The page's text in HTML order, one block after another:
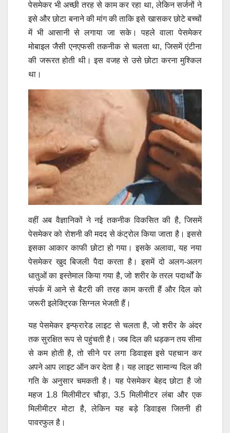
पेसमेकर भी अच्छी तरह से काम कर रहा था, लेकिन सर्जनों ने
इसे और छोटा बनाने की मांग की ताकि इसे खासकर छोटे बच्चों
में भी आसानी से लगाया जा सके। पहले वाला पेसमेकर
मोबाइल जैसी एनएफसी तकनीक से चलता था, जिसमें एंटीना
की जरूरत होती थी। इस वजह से उसे छोटा करना मुश्किल
था।
वहीं अब वैज्ञानिकों ने नई तकनीक विकसित की है, जिसमें
पेसमेकर को रोशनी की मदद से कंट्रोल किया जाता है। इससे
इसका आकार काफी छोटा हो गया। इसके अलावा, यह नया
पेसमेकर खुद बिजली पैदा करता है। इसमें दो अलग-अलग
धातुओं का इस्तेमाल किया गया है, जो शरीर के तरल पदार्थों के
संपर्क में आने से बैटरी की तरह काम करती हैं और दिल को
जरूरी इलेक्ट्रिक सिग्नल भेजती हैं।
यह पेसमेकर इन्फ्रारेड लाइट से चलता है, जो शरीर के अंदर
तक सुरक्षित रूप से पहुंचती है। जब दिल की धड़कन तय सीमा
से कम होती है, तो सीने पर लगा डिवाइस इसे पहचान कर
अपने आप लाइट ऑन कर देता है। यह लाइट सामान्य दिल की
गति के अनुसार चमकती है। यह पेसमेकर बेहद छोटा है जो
महज 1.8 मिलीमीटर चौड़ा, 3.5 मिलीमीटर लंबा और एक
मिलीमीटर मोटा है, लेकिन यह बड़े डिवाइस जितनी ही
पावरफुल है।